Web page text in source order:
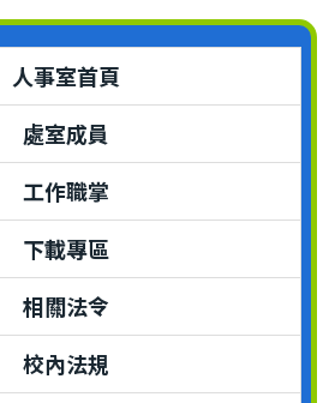
人事室首頁
處室成員
工作職掌
下載專區
相關法令
校內法規